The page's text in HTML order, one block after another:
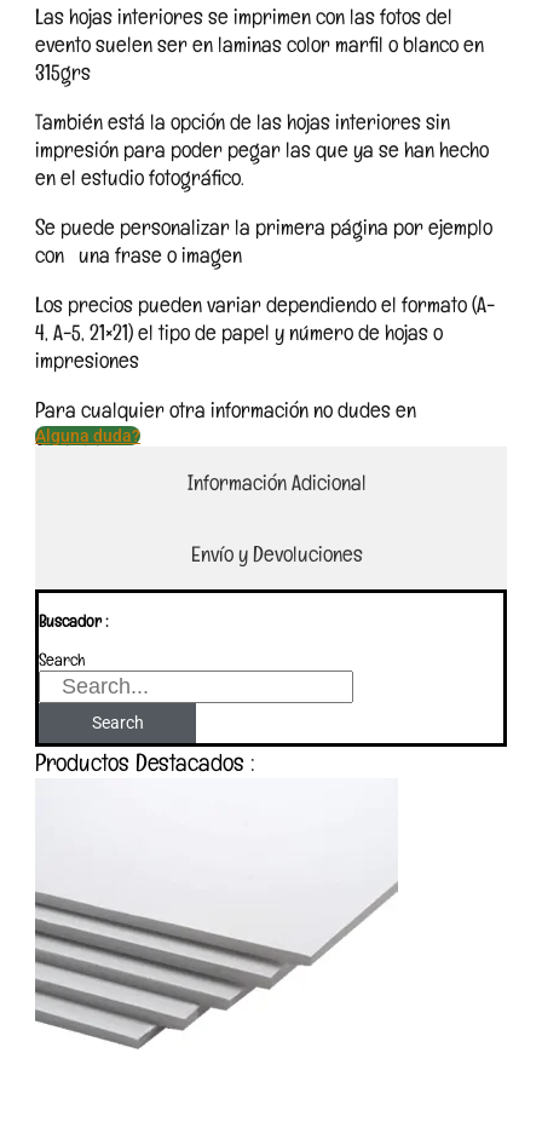
Las hojas interiores se imprimen con las fotos del
evento suelen ser en laminas color marfil o blanco en
315grs
También está la opción de las hojas interiores sin
impresión para poder pegar las que ya se han hecho
en el estudio fotográfico.
Se puede personalizar la primera página por ejemplo
con una frase o imagen
Los precios pueden variar dependiendo el formato (A-
4, A-5, 21×21) el tipo de papel y número de hojas o
impresiones
Para cualquier otra información no dudes en
escribirme.
Alguna duda?
Información Adicional
Envío y Devoluciones
Buscador :
Search
Search
Productos Destacados :